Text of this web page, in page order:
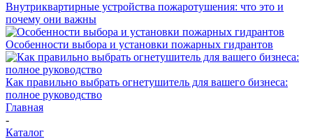
Внутриквартирные устройства пожаротушения: что это и
почему они важны
Особенности выбора и установки пожарных гидрантов
Как правильно выбрать огнетушитель для вашего бизнеса:
полное руководство
Главная
-
Каталог